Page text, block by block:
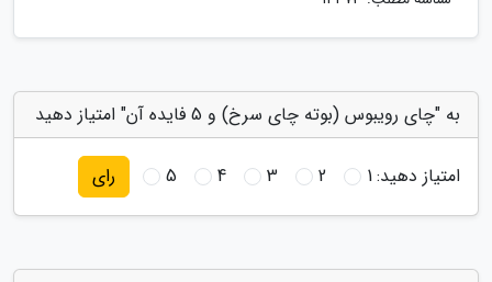
به "چای رویبوس (بوته چای سرخ) و 5 فایده آن" امتیاز دهید
امتیاز دهید:1
2
3
4
5 رای